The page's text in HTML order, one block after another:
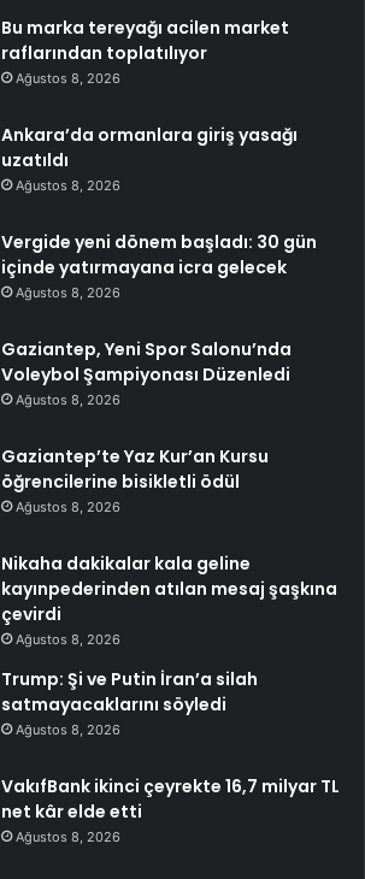
Bu marka tereyağı acilen market
raflarından toplatılıyor
Ağustos 8, 2026
Ankara’da ormanlara giriş yasağı
uzatıldı
Ağustos 8, 2026
Vergide yeni dönem başladı: 30 gün
içinde yatırmayana icra gelecek
Ağustos 8, 2026
Gaziantep, Yeni Spor Salonu’nda
Voleybol Şampiyonası Düzenledi
Ağustos 8, 2026
Gaziantep’te Yaz Kur’an Kursu
öğrencilerine bisikletli ödül
Ağustos 8, 2026
Nikaha dakikalar kala geline
kayınpederinden atılan mesaj şaşkına
çevirdi
Ağustos 8, 2026
Trump: Şi ve Putin İran’a silah
satmayacaklarını söyledi
Ağustos 8, 2026
VakıfBank ikinci çeyrekte 16,7 milyar TL
net kâr elde etti
Ağustos 8, 2026